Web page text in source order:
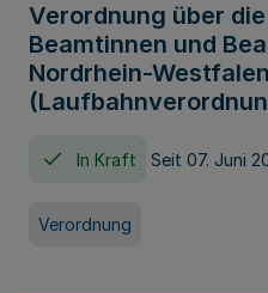
Verordnung über
Beamtinnen und
Nordrhein-Westfalen
In Kraft Seit 07. Juni
Verordnung